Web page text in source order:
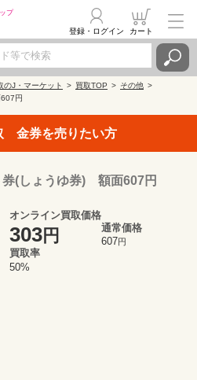
プ
登録・ログイン カート
のJ・マーケット 買取TOP
その他
円
金券を売りたい方
券(しょうゆ券) 額面607円
オンライン買取価格
303円
通常価格
607円
買取率
50%